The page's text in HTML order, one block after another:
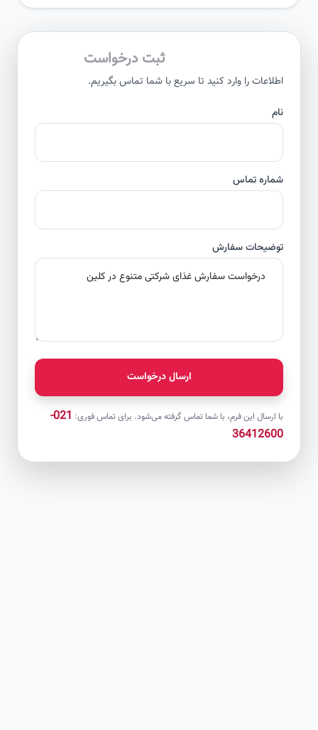
ثبت درخواست
اطلاعات را وارد کنید تا سریع با شما تماس بگیریم.
شماره تماس
توضیحات سفارش
ارسال درخواست
با ارسال این فرم، با شما تماس گرفته می‌شود. برای تماس فوری:
021-
36412600